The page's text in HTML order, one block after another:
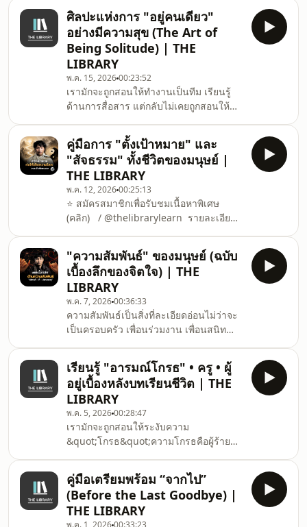
ออกว่าอะไรคือความกตัญญูที่แท้จริงและ
อะไรคือความรู้สึกผิดที่เราถูกปลูกฝังไว้โดย
ไม่รู้ตัว
ศิลปะแห่งการ "อยู่คนเดียว"
อย่างมีความสุข (The Art of
Being Solitude) | THE
LIBRARY
พ.ค. 15, 202600:23:52
เรามักจะถูกสอนให้ทำงานเป็นทีม เรียนรู้
ด้านการสื่อสาร แต่กลับไม่เคยถูกสอนให้
เป็นเมื่อมนุษย์ขาดการเข้าใจตนเอง ขาด
การเรียนรู้ในการอยู่กับตัวเองทำให้พวกเขา
เหล่านั้นรู้สึก &quot;โดดเดี่ยว&quot; แม้
จะอยู่ท่ามกลางคนหมู่มากหรือถึงแม้จะมี
เวลาที่ได้กลับมาอยู่กับตัวเอง แต่กลับรู้สึก
&quot;กลัว&quot; ช่วงเวลาเหล่านั้น
แท้จริงแล้วเราจะเรียนรู้การอยู่กับตัวเองได้
อย่างไร?
คู่มือการ "ตั้งเป้าหมาย" และ
"สัจธรรม" ทั้งชีวิตของมนุษย์ |
THE LIBRARY
พ.ค. 12, 202600:25:13
⭐ สมัครสมาชิกเพื่อรับชมเนื้อหาพิเศษ
(คลิก) / @thelibrarylearn รายละเอียด
Subscription มีให้เลือกทั้งหมด 3 ระดับ
ดังนี้📕📚 [ 1 ] วิชาชั้นสูง OUTLIERS
(Outliers Membership By The
Library)– ฿ 1,500 บาท/เดือน (แนะนำ)✨⭐️
คอนเทนต์ Outlier จากคุณไลอ้อน อัพเดท
ใหม่ทุกสัปดาห์และได้เข้ากลุ่มไลน์ที่มีคุณ
ไลอ้อนและคุณโส่ยดูแลตลอดอย่างใกล้ชิด
พร้อมเพื่อนๆ ด้านจิตวิญญาณกว่า 160 คน
ในกลุ่
"ความสัมพันธ์" ของมนุษย์ (ฉบับ
เบื้องลึกของจิตใจ) | THE
LIBRARY
พ.ค. 7, 202600:36:33
ความสัมพันธ์เป็นสิ่งที่ละเอียดอ่อนไม่ว่าจะ
เป็นครอบครัว เพื่อนร่วมงาน เพื่อนสนิท
เจาะเบื้องลึกต้นตอปัญหาความสัมพันธ์ใน
มิติเชิงจิตวิญญาณและเลิกให้เราเลิก - แก้ -
ที่ - ปลายเหตุ ตามไลฟ์โค้ชคนอื่นๆ สักที----
----------------------------⭐ สมัครสมาชิกเพื่อ
รับชมเนื้อหาพิเศษ
(คลิก)https://www.youtube.com/channel/
ละเอียดแพ็กเกจ YouTube Membe
เรียนรู้ "อารมณ์โกรธ" • ครู • ผู้
อยู่เบื้องหลังบทเรียนชีวิต | THE
LIBRARY
พ.ค. 5, 202600:28:47
เรามักจะถูกสอนให้ระงับความ
&quot;โกรธ&quot;ความโกรธคือผู้ร้ายที่
ยอมรับและไม่แสดงออกไปแต่ในคลิปนี้ คุณ
ไลอ้อนได้เสนอในอีกแง่มุมหนึ่งนั่นคือ ความ
โกรธ เป็นสัญญาณที่บอกว่า&quot;มีบาง
สิ่งที่ผิดแปลกไปจากความคาดหวัง
คู่มือเตรียมพร้อม “จากไป”
(Before the Last Goodbye) |
THE LIBRARY
พ.ค. 1, 202600:33:23